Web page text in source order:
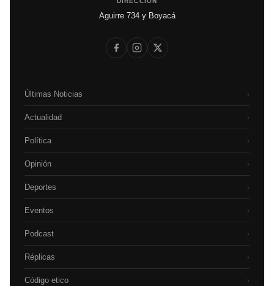
Aguirre 734 y Boyacá
Últimas Noticias ›
Actualidad ›
Política ›
Opinión ›
Deportes ›
Eventos ›
Podcast ›
Réplicas ›
Código etico ›